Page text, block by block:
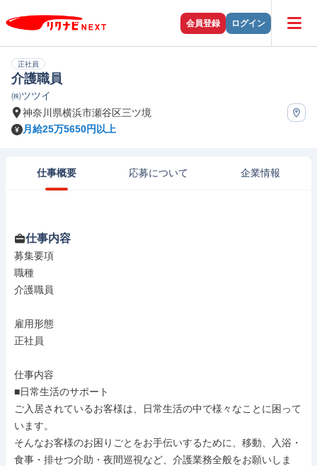
会員登録 ログイン
正社員
介護職員
㈱ツツイ
神奈川県横浜市瀬谷区三ツ境
月給25万5650円以上
仕事概要 応募について 企業情報
仕事内容
募集要項
職種
介護職員
雇用形態
正社員
仕事内容
■日常生活のサポート
ご入居されているお客様は、日常生活の中で様々なことに困って
います。
そんなお客様のお困りごとをお手伝いするために、移動、入浴・
食事・排せつ介助・夜間巡視など、介護業務全般をお願いしま